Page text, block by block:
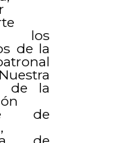
los
de la
de la
de